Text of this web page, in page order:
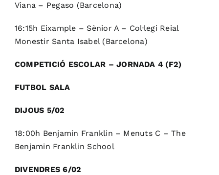
Viana – Pegaso (Barcelona)
16:15h Eixample – Sènior A – Col·legi Reial
Monestir Santa Isabel (Barcelona)
COMPETICIÓ ESCOLAR – JORNADA 4 (F2)
FUTBOL SALA
DIJOUS 5/02
18:00h Benjamin Franklin – Menuts C – The
Benjamin Franklin School
DIVENDRES 6/02